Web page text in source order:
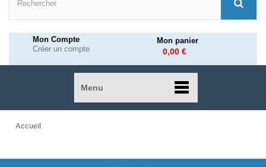
Mon Compte
Créer un compte
Mon panier
0,00 €
Menu
Accueil